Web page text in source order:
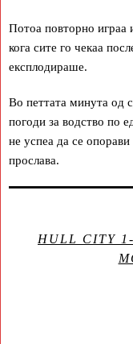
Потоа повторно играа
кога сите го чекаа
експлодираше.
Во петтата минута од
погоди за водство по
не успеа да се
прослава.
HULL CITY